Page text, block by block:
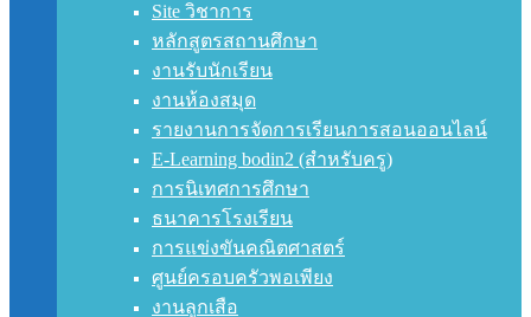
Site วิชาการ
หลักสูตรสถานศึกษา
งานรับนักเรียน
งานห้องสมุด
รายงานการจัดการเรียนการสอนออนไลน์
E-Learning bodin2 (สำหรับครู)
การนิเทศการศึกษา
ธนาคารโรงเรียน
การแข่งขันคณิตศาสตร์
ศูนย์ครอบครัวพอเพียง
งานลูกเสือ